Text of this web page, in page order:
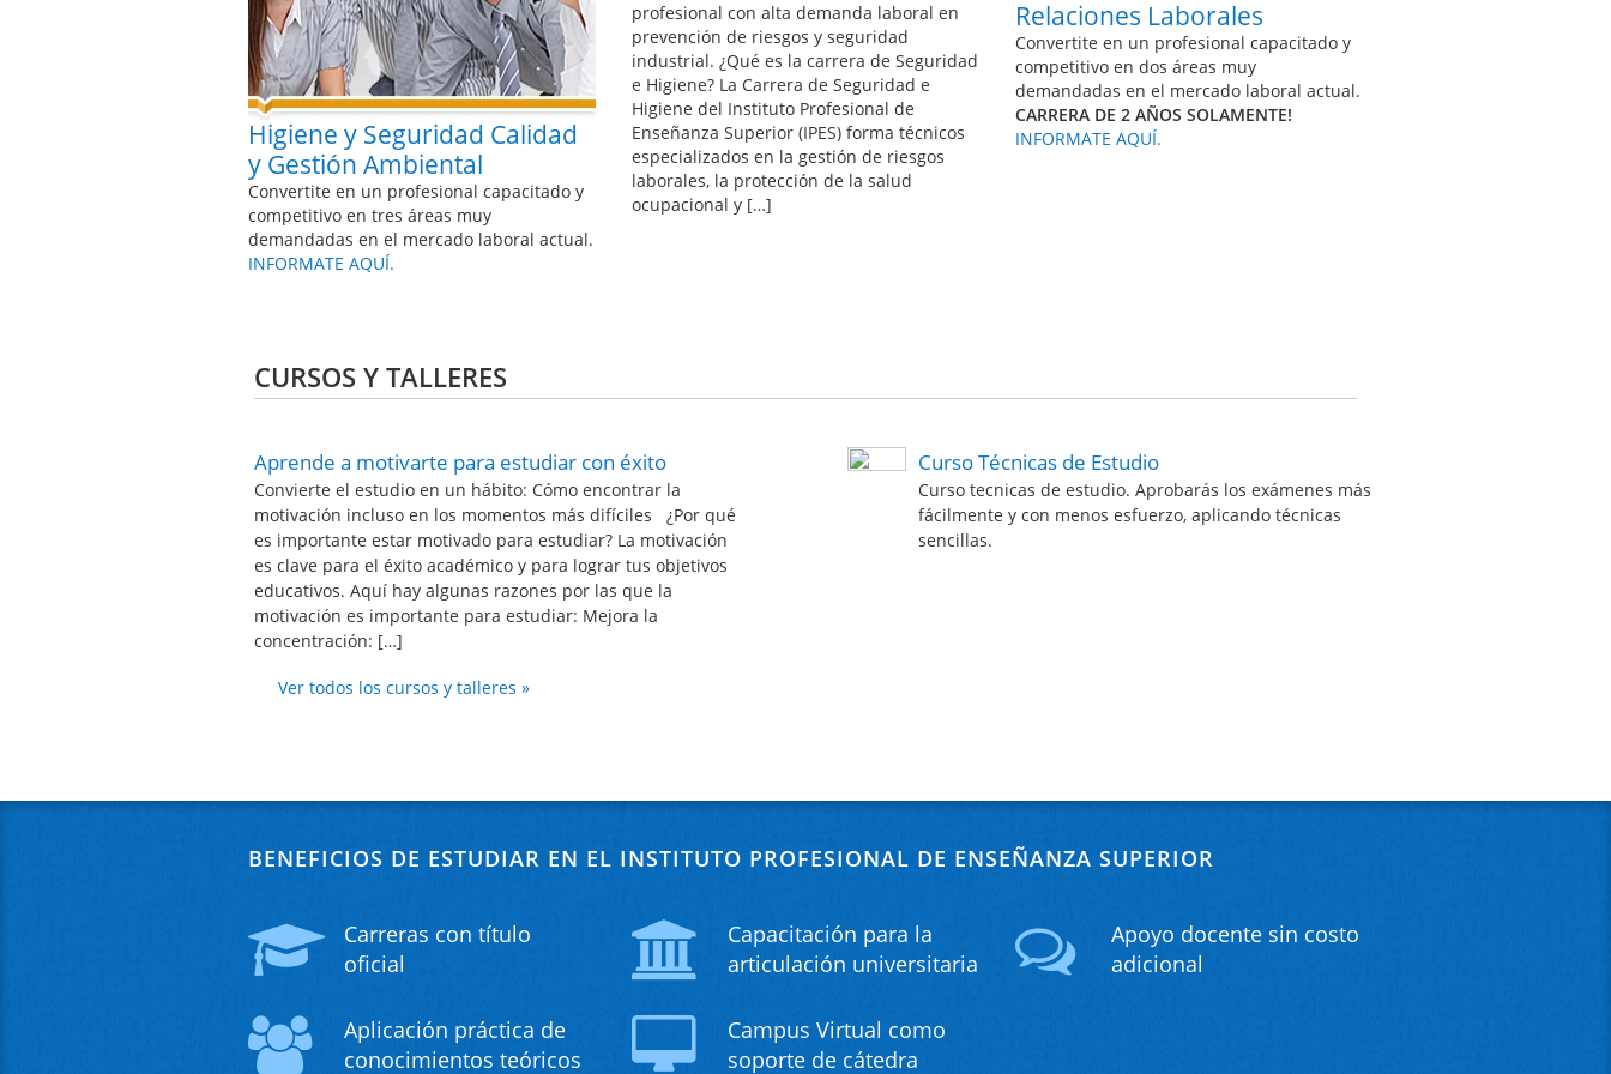
Higiene y Seguridad Calidad
y Gestión Ambiental
Convertite en un profesional capacitado y
competitivo en tres áreas muy
demandadas en el mercado laboral actual.
INFORMATE AQUÍ.
profesional con alta demanda laboral en
prevención de riesgos y seguridad
industrial. ¿Qué es la carrera de Seguridad
e Higiene? La Carrera de Seguridad e
Higiene del Instituto Profesional de
Enseñanza Superior (IPES) forma técnicos
especializados en la gestión de riesgos
laborales, la protección de la salud
ocupacional y […]
Relaciones Laborales
Convertite en un profesional capacitado y
competitivo en dos áreas muy
demandadas en el mercado laboral actual.
CARRERA DE 2 AÑOS SOLAMENTE!
INFORMATE AQUÍ.
CURSOS Y TALLERES
Aprende a motivarte para estudiar con éxito
Convierte el estudio en un hábito: Cómo encontrar la
motivación incluso en los momentos más difíciles ¿Por qué
es importante estar motivado para estudiar? La motivación
es clave para el éxito académico y para lograr tus objetivos
educativos. Aquí hay algunas razones por las que la
motivación es importante para estudiar: Mejora la
concentración: […]
Curso Técnicas de Estudio
Curso tecnicas de estudio. Aprobarás los exámenes más
fácilmente y con menos esfuerzo, aplicando técnicas
sencillas.
Ver todos los cursos y talleres »
BENEFICIOS DE ESTUDIAR EN EL INSTITUTO PROFESIONAL DE ENSEÑANZA SUPERIOR
Carreras con título
oficial
Capacitación para la
articulación universitaria
Apoyo docente sin costo
adicional
Aplicación práctica de
conocimientos teóricos
Campus Virtual como
soporte de cátedra